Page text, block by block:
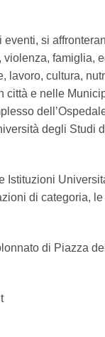
si
famiglia,
lavoro, cultura,
e nelle
degli Studi
Istituzioni
di categoria,
di Piazza